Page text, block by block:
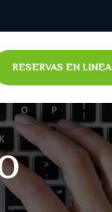
RESERVAS EN LINEA